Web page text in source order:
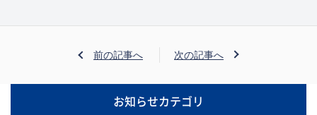
前の記事へ 次の記事へ
お知らせカテゴリ